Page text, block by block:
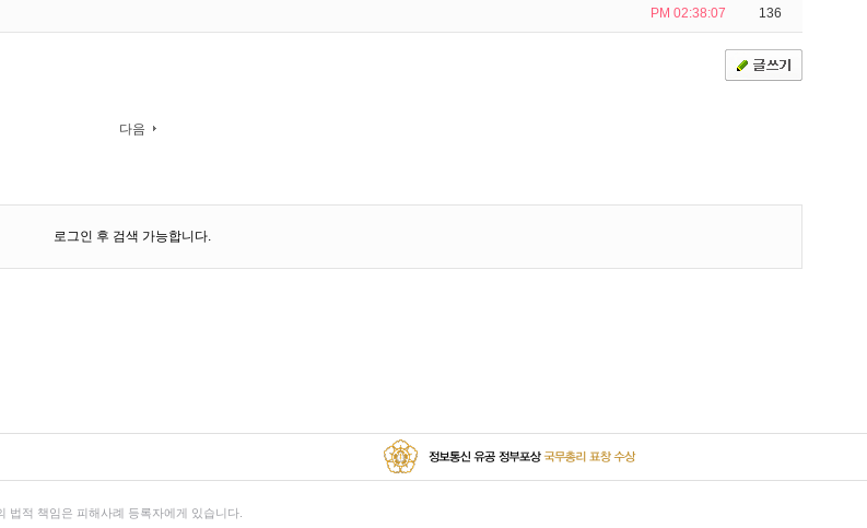
PM 02:38:07 136
다음
로그인 후 검색 가능합니다.
법적 책임은 피해사례 등록자에게 있습니다.